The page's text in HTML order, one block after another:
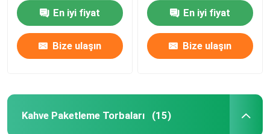
En iyi fiyat
Bize ulaşın
En iyi fiyat
Bize ulaşın
Kahve Paketleme Torbaları (15)